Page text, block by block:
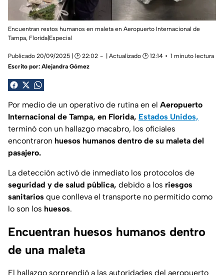
Encuentran restos humanos en maleta en Aeropuerto Internacional de
Tampa, Florida|Especial
Publicado 20/09/2025 | 🕑 22:02 | Actualizado 🕑 12:14
1 minuto lectura
Escrito por: Alejandra Gómez
Por medio de un operativo de rutina en el Aeropuerto
Internacional de Tampa, en Florida, Estados Unidos,
terminó con un hallazgo macabro, los oficiales
encontraron huesos humanos dentro de su maleta del
pasajero.
La detección activó de inmediato los protocolos de
seguridad y de salud pública, debido a los riesgos
sanitarios que conlleva el transporte no permitido como
lo son los huesos.
Encuentran huesos humanos dentro
de una maleta
El hallazgo sorprendió a las autoridades del aeropuerto